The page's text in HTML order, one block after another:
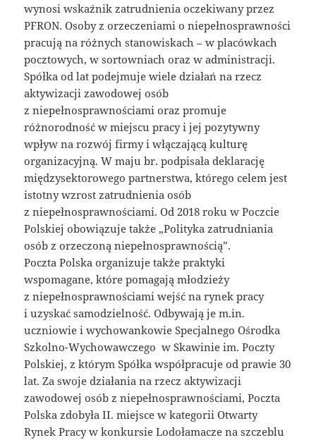
wynosi wskaźnik zatrudnienia oczekiwany przez
PFRON. Osoby z orzeczeniami o niepełnosprawności
pracują na różnych stanowiskach – w placówkach
pocztowych, w sortowniach oraz w administracji.
Spółka od lat podejmuje wiele działań na rzecz
aktywizacji zawodowej osób
z niepełnosprawnościami oraz promuje
różnorodność w miejscu pracy i jej pozytywny
wpływ na rozwój firmy i włączającą kulturę
organizacyjną. W maju br. podpisała deklarację
międzysektorowego partnerstwa, którego celem jest
istotny wzrost zatrudnienia osób
z niepełnosprawnościami. Od 2018 roku w Poczcie
Polskiej obowiązuje także „Polityka zatrudniania
osób z orzeczoną niepełnosprawnością”.
Poczta Polska organizuje także praktyki
wspomagane, które pomagają młodzieży
z niepełnosprawnościami wejść na rynek pracy
i uzyskać samodzielność. Odbywają je m.in.
uczniowie i wychowankowie Specjalnego Ośrodka
Szkolno-Wychowawczego w Skawinie im. Poczty
Polskiej, z którym Spółka współpracuje od prawie 30
lat. Za swoje działania na rzecz aktywizacji
zawodowej osób z niepełnosprawnościami, Poczta
Polska zdobyła II. miejsce w kategorii Otwarty
Rynek Pracy w konkursie Lodołamacze na szczeblu